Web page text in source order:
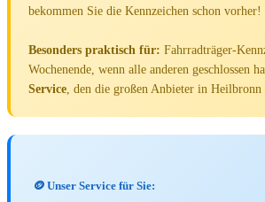
bekommen Sie die Kennzeichen schon vorher!
Besonders praktisch für: Fahrradträger-
Wochenende, wenn alle anderen geschlossen
Service, den die großen Anbieter in Heilbronn
🪙 Unser Service für Sie: